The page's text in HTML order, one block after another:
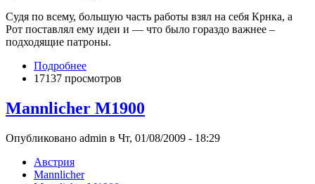
Судя по всему, большую часть работы взял на себя Крнка, а
Рот поставлял ему идеи и — что было гораздо важнее –
подходящие патроны.
Подробнее
17137 просмотров
Mannlicher M1900
Опубликовано admin в Чт, 01/08/2009 - 18:29
Австрия
Mannlicher